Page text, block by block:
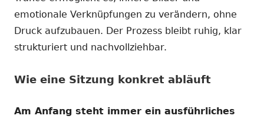
emotionale Verknüpfungen zu verändern, ohne
Druck aufzubauen. Der Prozess bleibt ruhig, klar
strukturiert und nachvollziehbar.
Wie eine Sitzung konkret abläuft
Am Anfang steht immer ein ausführliches